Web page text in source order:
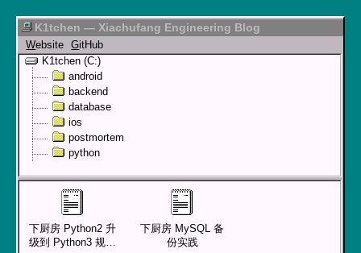
K1tchen — Xiachufang Engineering Blog
Website GitHub
K1tchen (C:)
android
backend
database
ios
postmortem
python
下厨房 Python2 升
级到 Python3 规划
下厨房 MySQL 备
份实践